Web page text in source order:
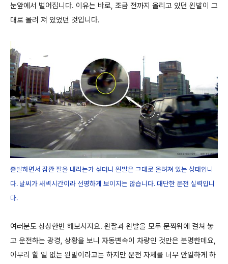
눈앞에서 벌어집니다. 이유는 바로, 조금 전까지 올리고 있던 왼발이 그
대로 올려 져 있었던 것입니다.
출발하면서 잠깐 팔을 내리는가 싶더니 왼발은 그대로 올려져 있는 상태입니
다. 날씨가 새벽시간이라 선명하게 보이지는 않습니다. 대단한 운전 실력입니
다.
여러분도 상상한번 해보시지요. 왼팔과 왼발을 모두 문짝위에 걸쳐 놓
고 운전하는 광경, 상황을 보니 자동변속이 차량인 것만은 분명한데요,
아무리 할 일 없는 왼발이라고는 하지만 운전 자체를 너무 안일하게 하